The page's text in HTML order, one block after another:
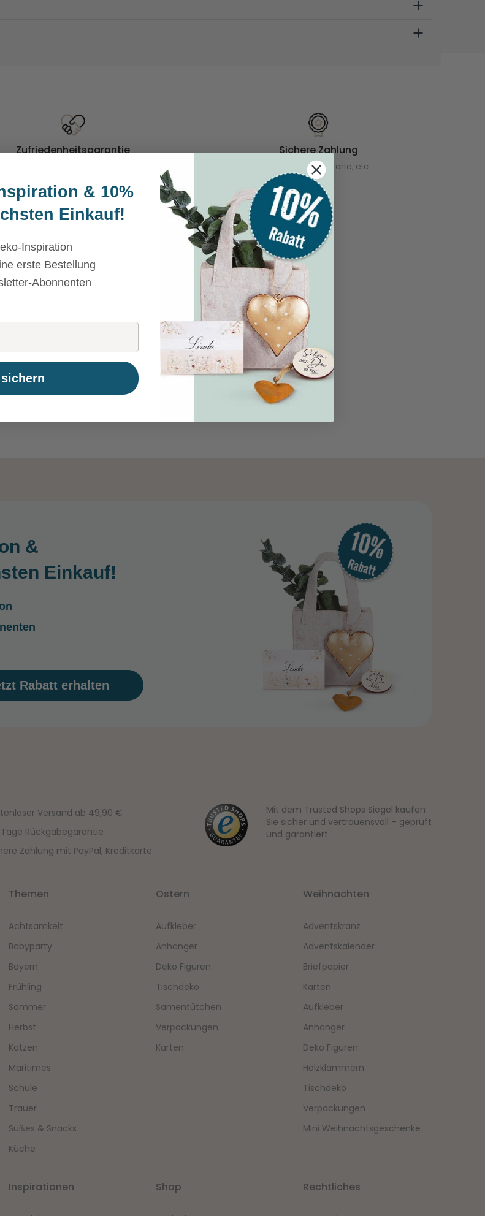
Zufriedenheitsgarantie Sichere Zahlung
mit Paypal, Kreditkarte, etc...
&
Einkauf!
Rabatt erhalten
Versand ab 49,90 €
Rückgabegarantie
Zahlung mit PayPal, Kreditkarte
Mit dem Trusted Shops Siegel kaufen
Sie sicher und vertrauensvoll – geprüft
und garantiert.
Themen
Achtsamkeit
Babyparty
Bayern
Frühling
Sommer
Herbst
Katzen
Maritimes
Schule
Trauer
Süßes & Snacks
Küche
Ostern
Aufkleber
Anhänger
Deko Figuren
Tischdeko
Samentütchen
Verpackungen
Karten
Weihnachten
Adventskranz
Adventskalender
Briefpapier
Karten
Aufkleber
Anhänger
Deko Figuren
Holzklammern
Tischdeko
Verpackungen
Mini Weihnachtsgeschenke
Inspirationen Shop Rechtliches
& 10%
Einkauf!
Inspiration
erste Bestellung
Abonnenten